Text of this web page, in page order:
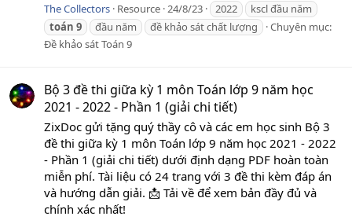
The Collectors Resource 24/8/23 2022
kscl đầu năm
toán 9 đầu năm đề khảo sát chất lượng
Chuyên mục:
Đề khảo sát Toán 9
Bộ 3 đề thi giữa kỳ 1 môn Toán lớp 9 năm học
2021 - 2022 - Phần 1 (giải chi tiết)
ZixDoc gửi tặng quý thầy cô và các em học sinh Bộ 3
đề thi giữa kỳ 1 môn Toán lớp 9 năm học 2021 - 2022
- Phần 1 (giải chi tiết) dưới định dạng PDF hoàn toàn
miễn phí. Tài liệu có 24 trang với 3 đề thi kèm đáp án
và hướng dẫn giải. 📩 Tải về để xem bản đầy đủ và
chính xác nhất!